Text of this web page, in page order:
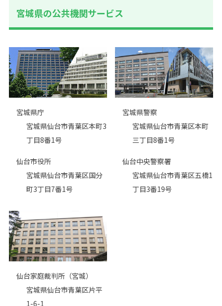
宮城県の公共機関サービス
宮城県庁
宮城県仙台市青葉区本町3
丁目8番1号
仙台市役所
宮城県仙台市青葉区国分
町3丁目7番1号
宮城県警察
宮城県仙台市青葉区本町
三丁目8番1号
仙台中央警察署
宮城県仙台市青葉区五橋1
丁目3番19号
仙台家庭裁判所（宮城）
宮城県仙台市青葉区片平
1-6-1